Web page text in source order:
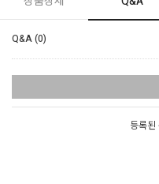
Q&A (0)
등록된